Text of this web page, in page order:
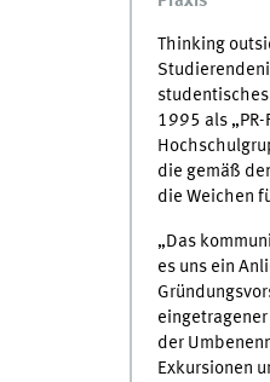
Thinking
1995 als
die gemäß
die Weichen
„Das
es uns ein
der
Exkursionen